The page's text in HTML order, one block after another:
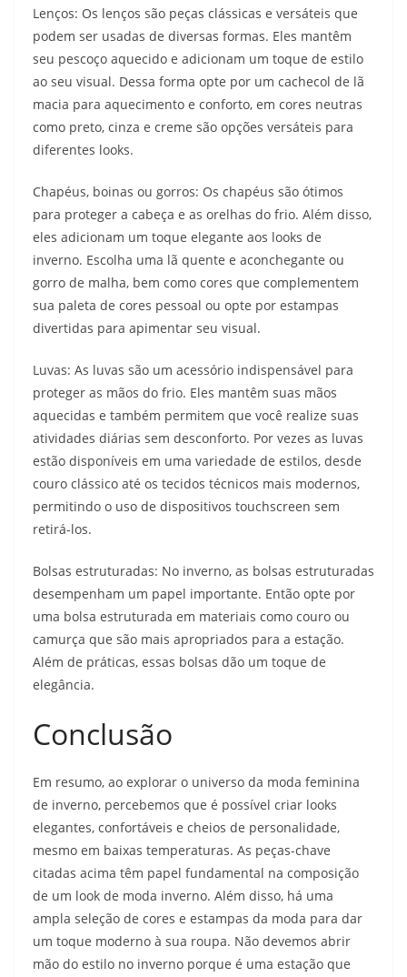
Lenços: Os lenços são peças clássicas e versáteis que
podem ser usadas de diversas formas. Eles mantêm
seu pescoço aquecido e adicionam um toque de estilo
ao seu visual. Dessa forma opte por um cachecol de lã
macia para aquecimento e conforto, em cores neutras
como preto, cinza e creme são opções versáteis para
diferentes looks.
Chapéus, boinas ou gorros: Os chapéus são ótimos
para proteger a cabeça e as orelhas do frio. Além disso,
eles adicionam um toque elegante aos looks de
inverno. Escolha uma lã quente e aconchegante ou
gorro de malha, bem como cores que complementem
sua paleta de cores pessoal ou opte por estampas
divertidas para apimentar seu visual.
Luvas: As luvas são um acessório indispensável para
proteger as mãos do frio. Eles mantêm suas mãos
aquecidas e também permitem que você realize suas
atividades diárias sem desconforto. Por vezes as luvas
estão disponíveis em uma variedade de estilos, desde
couro clássico até os tecidos técnicos mais modernos,
permitindo o uso de dispositivos touchscreen sem
retirá-los.
Bolsas estruturadas: No inverno, as bolsas estruturadas
desempenham um papel importante. Então opte por
uma bolsa estruturada em materiais como couro ou
camurça que são mais apropriados para a estação.
Além de práticas, essas bolsas dão um toque de
elegância.
Conclusão
Em resumo, ao explorar o universo da moda feminina
de inverno, percebemos que é possível criar looks
elegantes, confortáveis ​​e cheios de personalidade,
mesmo em baixas temperaturas. As peças-chave
citadas acima têm papel fundamental na composição
de um look de moda inverno. Além disso, há uma
ampla seleção de cores e estampas da moda para dar
um toque moderno à sua roupa. Não devemos abrir
mão do estilo no inverno porque é uma estação que